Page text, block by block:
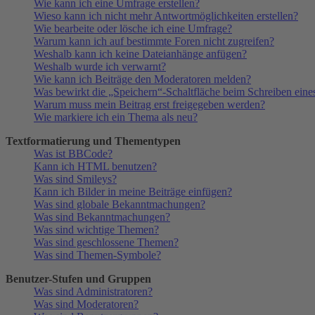
Wie kann ich eine Umfrage erstellen?
Wieso kann ich nicht mehr Antwortmöglichkeiten erstellen?
Wie bearbeite oder lösche ich eine Umfrage?
Warum kann ich auf bestimmte Foren nicht zugreifen?
Weshalb kann ich keine Dateianhänge anfügen?
Weshalb wurde ich verwarnt?
Wie kann ich Beiträge den Moderatoren melden?
Was bewirkt die „Speichern“-Schaltfläche beim Schreiben
Warum muss mein Beitrag erst freigegeben werden?
Wie markiere ich ein Thema als neu?
Textformatierung und Thementypen
Was ist BBCode?
Kann ich HTML benutzen?
Was sind Smileys?
Kann ich Bilder in meine Beiträge einfügen?
Was sind globale Bekanntmachungen?
Was sind Bekanntmachungen?
Was sind wichtige Themen?
Was sind geschlossene Themen?
Was sind Themen-Symbole?
Benutzer-Stufen und Gruppen
Was sind Administratoren?
Was sind Moderatoren?